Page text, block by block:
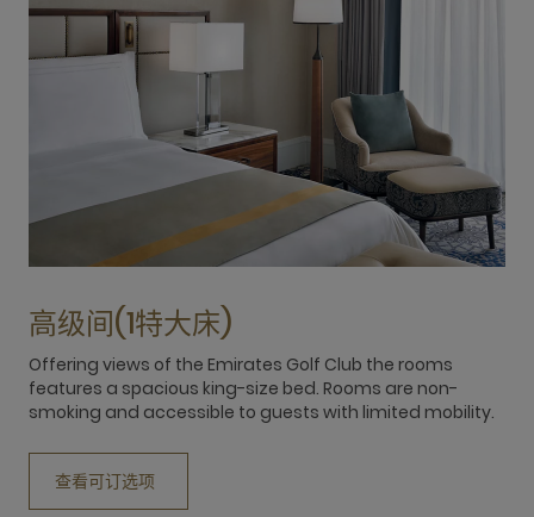
高级间(1特大床)
Offering views of the Emirates Golf Club the rooms
features a spacious king-size bed. Rooms are non-
smoking and accessible to guests with limited mobility.
查看可订选项